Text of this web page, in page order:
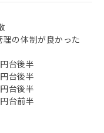
の体制が良かった
台後半
台後半
台後半
台前半